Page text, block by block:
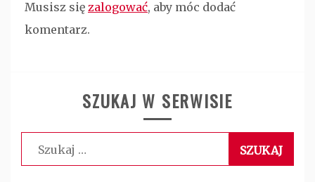
Musisz się zalogować, aby móc dodać
komentarz.
SZUKAJ W SERWISIE
Szukaj: